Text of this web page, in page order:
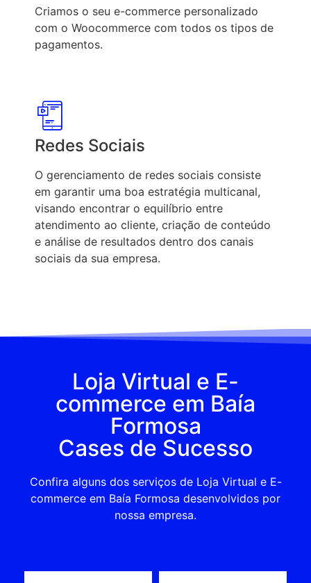
Criamos o seu e-commerce personalizado
com o Woocommerce com todos os tipos de
pagamentos.
Redes Sociais
O gerenciamento de redes sociais consiste
em garantir uma boa estratégia multicanal,
visando encontrar o equilíbrio entre
atendimento ao cliente, criação de conteúdo
e análise de resultados dentro dos canais
sociais da sua empresa.
Loja Virtual e E-
commerce em Baía
Formosa
Cases de Sucesso
Confira alguns dos serviços de Loja Virtual e E-
commerce em Baía Formosa desenvolvidos por
nossa empresa.